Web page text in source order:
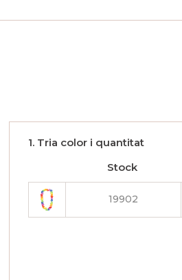
1. Tria color i quantitat
Stock
19902